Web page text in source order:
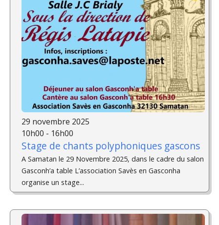
29 novembre 2025
10h00 - 16h00
Stage de chants polyphoniques gascons
A Samatan le 29 Novembre 2025, dans le cadre du salon
Gasconh’a table L’association Savès en Gasconha
organise un stage...